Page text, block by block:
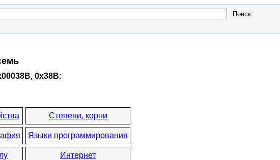
0x38B:
Степени, корни
Языки программирования
Интернет